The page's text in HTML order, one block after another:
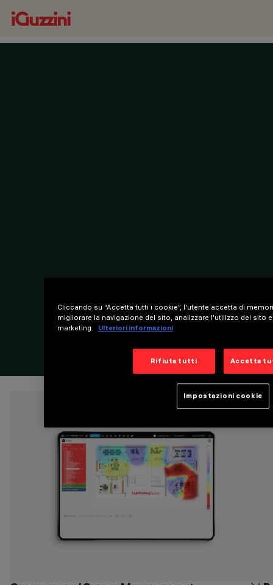
Cliccando su “Accetta tutti i cookie”, l'utente accetta di
migliorare la navigazione del sito, analizzare l'utilizzo del sito
marketing.
Ulteriori informazioni
Rifiuta tutti Accetta
Impostazioni cookie